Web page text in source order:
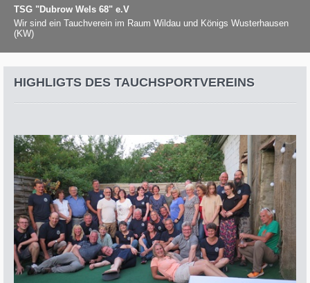
TSG "Dubrow Wels 68" e.V
Wir sind ein Tauchverein im Raum Wildau und Königs Wusterhausen
(KW)
HIGHLIGTS DES TAUCHSPORTVEREINS